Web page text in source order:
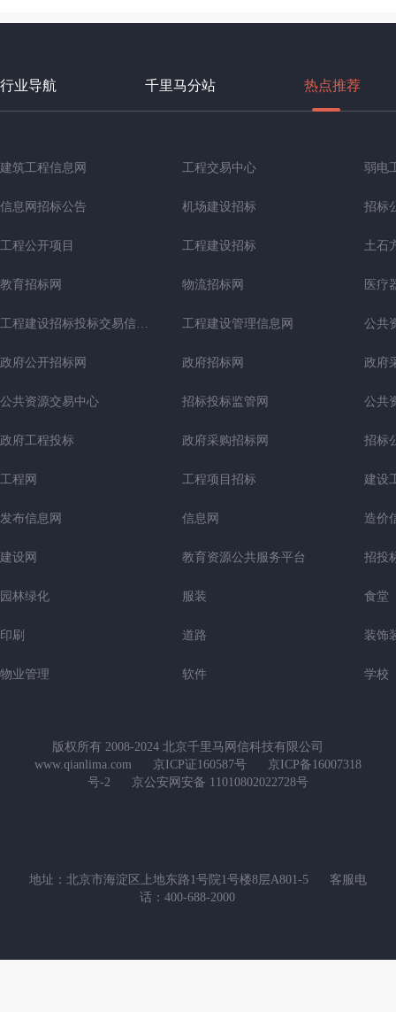
行业导航 千里马分站 热点推荐
建筑工程信息网 工程交易中心 弱电
信息网招标公告 机场建设招标 招标
工程公开项目 工程建设招标 土石
教育招标网 物流招标网 医疗
工程建设招标投标交易信息网 工程建设管理信息网 公共
政府公开招标网 政府招标网 政府
公共资源交易中心 招标投标监管网 公共
政府工程投标 政府采购招标网 招标
工程网 工程项目招标 建设
发布信息网 信息网 造价
建设网 教育资源公共服务平台 招投
园林绿化 服装 食堂
印刷 道路 装饰
物业管理 软件 学校
版权所有 2008-2024 北京千里马网信科技有限公司
www.qianlima.com
京ICP证160587号
京ICP备16007318
号-2
京公安网安备 11010802022728号
地址：北京市海淀区上地东路1号院1号楼8层A801-5
客服电
话：400-688-2000